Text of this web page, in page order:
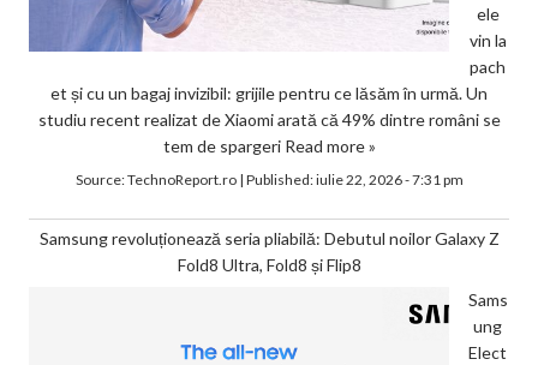
ele
vin la
pach
et și cu un bagaj invizibil: grijile pentru ce lăsăm în urmă. Un
studiu recent realizat de Xiaomi arată că 49% dintre români se
tem de spargeri Read more »
Source:TechnoReport.ro| Published:iulie 22, 2026 - 7:31 pm
Samsung revoluționează seria pliabilă: Debutul noilor Galaxy Z
Fold8 Ultra, Fold8 și Flip8
Sams
ung
Elect